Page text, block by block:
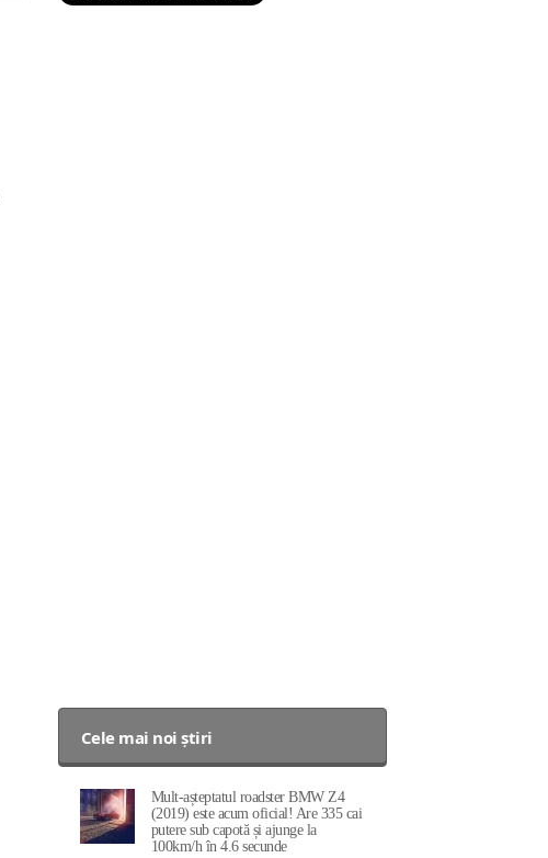
Cele mai noi știri
Mult-așteptatul roadster BMW Z4
(2019) este acum oficial! Are 335 cai
putere sub capotă și ajunge la
100km/h în 4.6 secunde